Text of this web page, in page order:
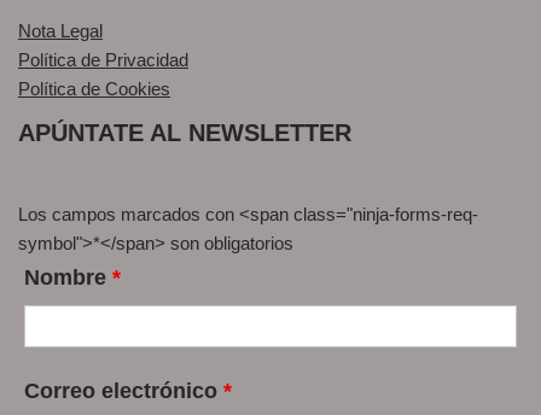
Nota Legal
Política de Privacidad
Política de Cookies
APÚNTATE AL NEWSLETTER
Los campos marcados con <span class="ninja-forms-req-
symbol">*</span> son obligatorios
Nombre *
Correo electrónico *